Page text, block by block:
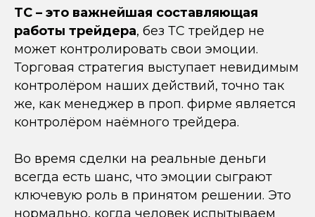
ТС – это важнейшая составляющая
работы трейдера, без ТС трейдер не
может контролировать свои эмоции.
Торговая стратегия выступает невидимым
контролёром наших действий, точно так
же, как менеджер в проп. фирме является
контролёром наёмного трейдера.
Во время сделки на реальные деньги
всегда есть шанс, что эмоции сыграют
ключевую роль в принятом решении. Это
нормально, когда человек испытываем